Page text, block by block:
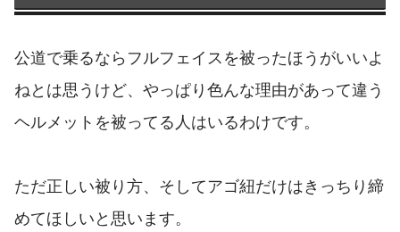
公道で乗るならフルフェイスを被ったほうがいいよ
ねとは思うけど、やっぱり色んな理由があって違う
ヘルメットを被ってる人はいるわけです。
ただ正しい被り方、そしてアゴ紐だけはきっちり締
めてほしいと思います。